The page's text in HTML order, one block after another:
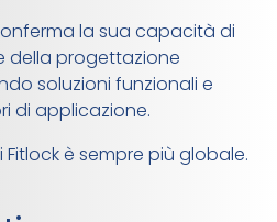
la sua capacità di
della progettazione
soluzioni funzionali e
di applicazione.
è sempre più globale.